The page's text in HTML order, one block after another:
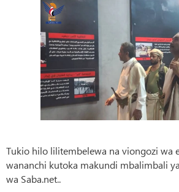
Tukio hilo lilitembelewa na viongozi wa
wananchi kutoka makundi mbalimbali
wa Saba.net..